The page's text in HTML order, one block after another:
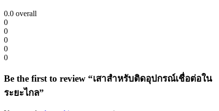
0.0 overall
0
0
0
0
0
Be the first to review “เสาสำหรับติดอุปกรณ์เชื่อต่อใน
ระยะไกล”